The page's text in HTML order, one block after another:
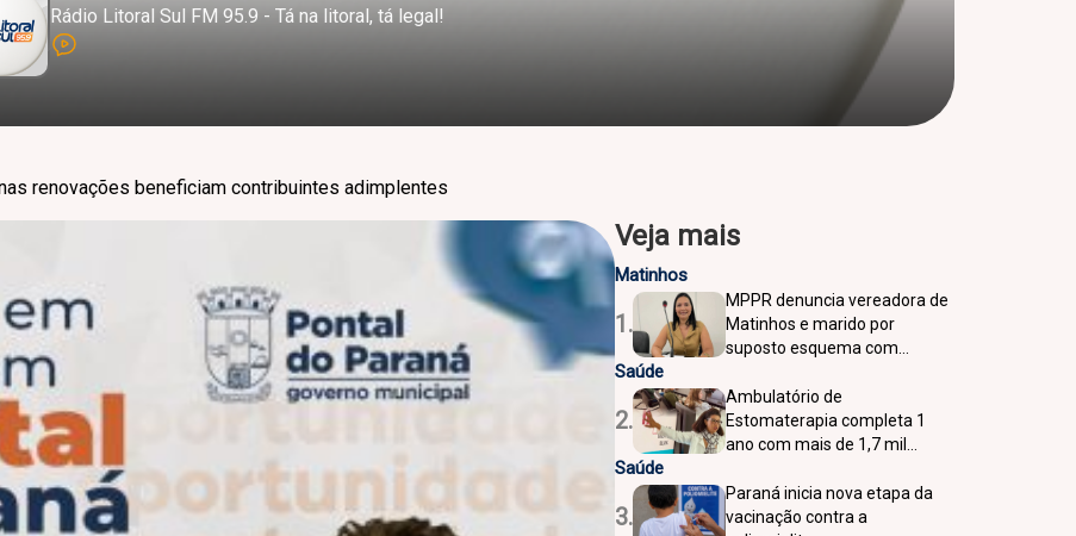
Rádio Litoral Sul FM 95.9 - Tá na litoral, tá legal!
renovações beneficiam contribuintes adimplentes
Veja mais
Matinhos
1.
MPPR denuncia vereadora de
Matinhos e marido por
suposto esquema com
Saúde
2.
Ambulatório de
Estomaterapia completa 1
ano com mais de 1,7 mil
Paraná
Saúde
3.
Paraná inicia nova etapa da
vacinação contra a